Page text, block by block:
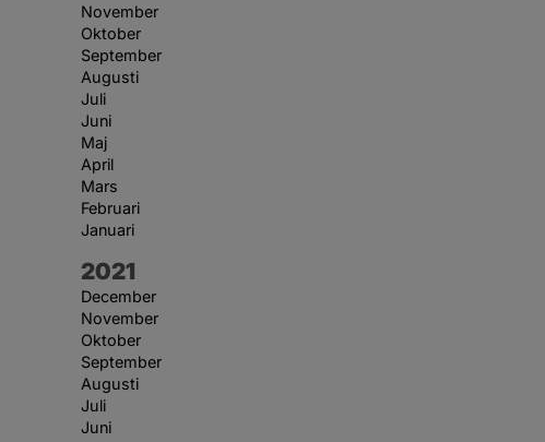
November
Oktober
September
Augusti
Juli
Juni
Maj
April
Mars
Februari
Januari
År:
2021
December
November
Oktober
September
Augusti
Juli
Juni